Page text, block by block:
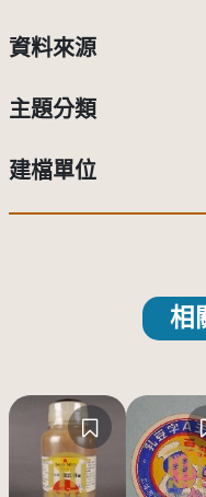
資料來源
主題分類
建檔單位
相